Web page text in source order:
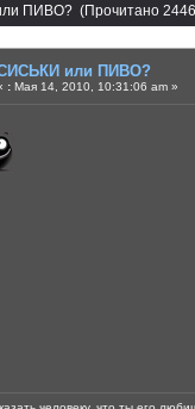
ПИВО? (Прочитано
или ПИВО?
: Мая 14, 2010, 10:31:06 am »